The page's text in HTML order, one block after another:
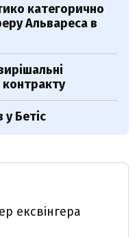
категорично
Альвареса в
Бетіс
ексвінгера